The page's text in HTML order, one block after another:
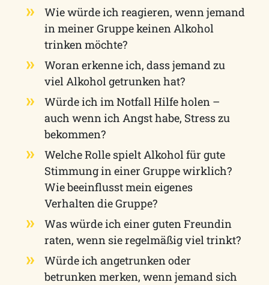
Wie würde ich reagieren, wenn jemand
in meiner Gruppe keinen Alkohol
trinken möchte?
Woran erkenne ich, dass jemand zu
viel Alkohol getrunken hat?
Würde ich im Notfall Hilfe holen –
auch wenn ich Angst habe, Stress zu
bekommen?
Welche Rolle spielt Alkohol für gute
Stimmung in einer Gruppe wirklich?
Wie beeinflusst mein eigenes
Verhalten die Gruppe?
Was würde ich einer guten Freundin
raten, wenn sie regelmäßig viel trinkt?
Würde ich angetrunken oder
betrunken merken, wenn jemand sich